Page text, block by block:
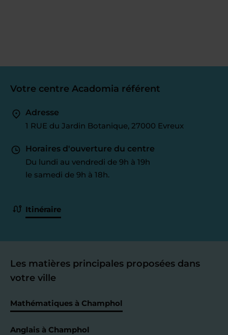
Votre centre Acadomia référent
Adresse
1 RUE du Jardin Botanique, 27000 Evreux
Horaires d'ouverture du centre
Du lundi au vendredi de 9h à 19h
le samedi de 9h à 18h.
Itinéraire
Les matières principales proposées dans
votre ville
Mathématiques à Champhol
Anglais à Champhol